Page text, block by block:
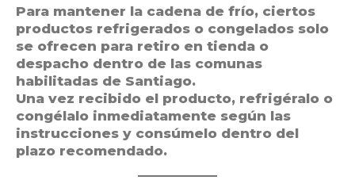
Para mantener la cadena de frío, ciertos
productos refrigerados o congelados solo
se ofrecen para retiro en tienda o
despacho dentro de las comunas
habilitadas de Santiago.
Una vez recibido el producto, refrigéralo o
congélalo inmediatamente según las
instrucciones y consúmelo dentro del
plazo recomendado.